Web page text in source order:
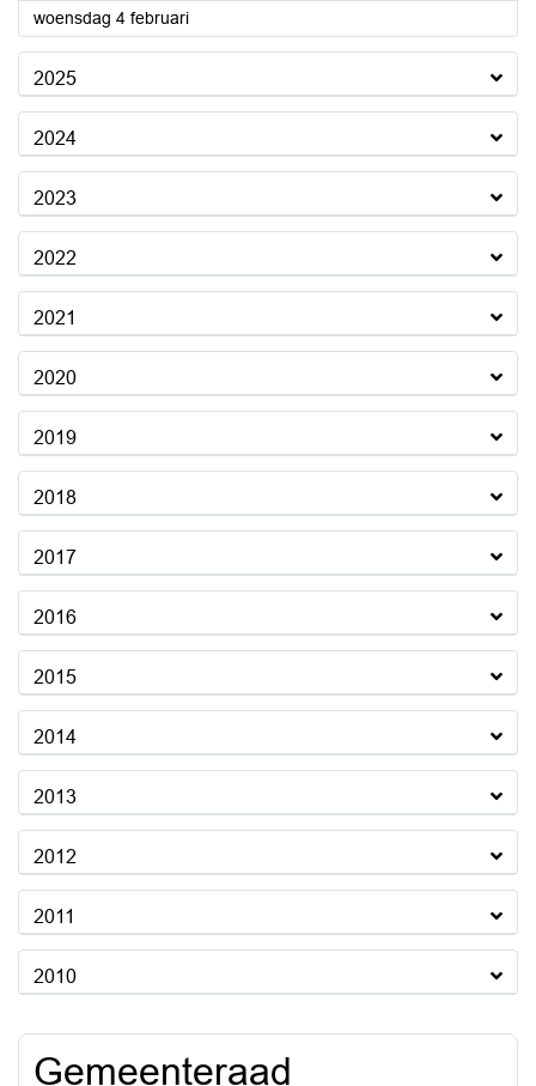
woensdag 4 februari2026
2025
2024
2023
2022
2021
2020
2019
2018
2017
2016
2015
2014
2013
2012
2011
2010
Gemeenteraad